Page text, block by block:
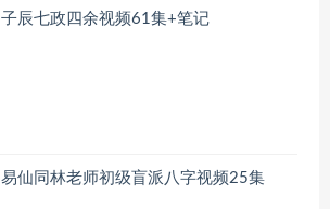
子辰七政四余视频61集+笔记
易仙同林老师初级盲派八字视频25集